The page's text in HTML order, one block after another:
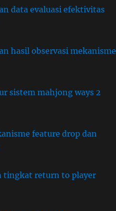
data evaluasi efektivitas
hasil observasi mekanisme
sistem mahjong ways 2
feature drop dan
tingkat return to player